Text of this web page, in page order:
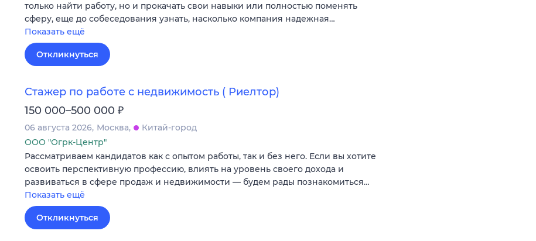
только найти работу, но и прокачать свои навыки или полностью поменять
сферу, еще до собеседования узнать, насколько компания надежная…
Показать ещё
Откликнуться
Стажер по работе с недвижимость ( Риелтор)
150 000–500 000 ₽
06 августа 2026 Москва
Китай-город
ООО "Огрк-Центр"
Рассматриваем кандидатов как с опытом работы, так и без него. Если вы хотите
освоить перспективную профессию, влиять на уровень своего дохода и
развиваться в сфере продаж и недвижимости — будем рады познакомиться…
Показать ещё
Откликнуться